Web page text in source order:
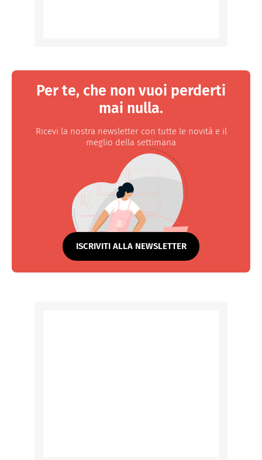
Per te, che non vuoi perderti
mai nulla.
Ricevi la nostra newsletter con tutte le novità e il
meglio della settimana
ISCRIVITI ALLA NEWSLETTER